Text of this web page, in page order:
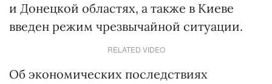
и Донецкой областях, а также в Киеве
введен режим чрезвычайной ситуации.
RELATED VIDEO
Об экономических последствиях